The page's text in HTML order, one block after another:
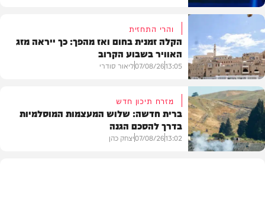
פוליטי
מזג האוויר
והרי התחזית
הקלה זמנית בחום ואז מהפך: כך ייראה מזג
האוויר בשבוע הקרוב
13:05
07/08/26ליאור סודרי
מזרח תיכון חדש
ברית חדשה: שלוש המעצמות המוסלמיות
בדרך להסכם הגנה
13:02
07/08/26יצחק כהן